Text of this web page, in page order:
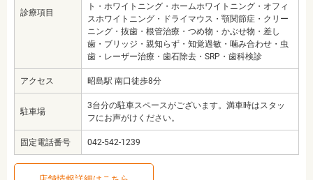
診療項目
ト・ホワイトニング・ホームホワイトニング・オフィ
スホワイトニング・ドライマウス・顎関節症・クリー
ニング・抜歯・根管治療・つめ物・かぶせ物・差し
歯・ブリッジ・親知らず・知覚過敏・噛み合わせ・虫
歯・レーザー治療・歯石除去・SRP・歯科検診
アクセス 昭島駅 南口徒歩8分
駐車場
3台分の駐車スペースがございます。満車時はスタッ
フにお声がけください。
固定電話番号 042-542-1239